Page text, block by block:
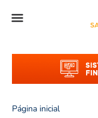
Página inicial